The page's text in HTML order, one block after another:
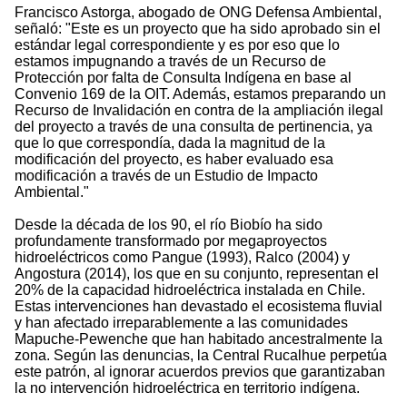
Francisco Astorga, abogado de ONG Defensa Ambiental,
señaló: "Este es un proyecto que ha sido aprobado sin el
estándar legal correspondiente y es por eso que lo
estamos impugnando a través de un Recurso de
Protección por falta de Consulta Indígena en base al
Convenio 169 de la OIT. Además, estamos preparando un
Recurso de Invalidación en contra de la ampliación ilegal
del proyecto a través de una consulta de pertinencia, ya
que lo que correspondía, dada la magnitud de la
modificación del proyecto, es haber evaluado esa
modificación a través de un Estudio de Impacto
Ambiental."
Desde la década de los 90, el río Biobío ha sido
profundamente transformado por megaproyectos
hidroeléctricos como Pangue (1993), Ralco (2004) y
Angostura (2014), los que en su conjunto, representan el
20% de la capacidad hidroeléctrica instalada en Chile.
Estas intervenciones han devastado el ecosistema fluvial
y han afectado irreparablemente a las comunidades
Mapuche-Pewenche que han habitado ancestralmente la
zona. Según las denuncias, la Central Rucalhue perpetúa
este patrón, al ignorar acuerdos previos que garantizaban
la no intervención hidroeléctrica en territorio indígena.